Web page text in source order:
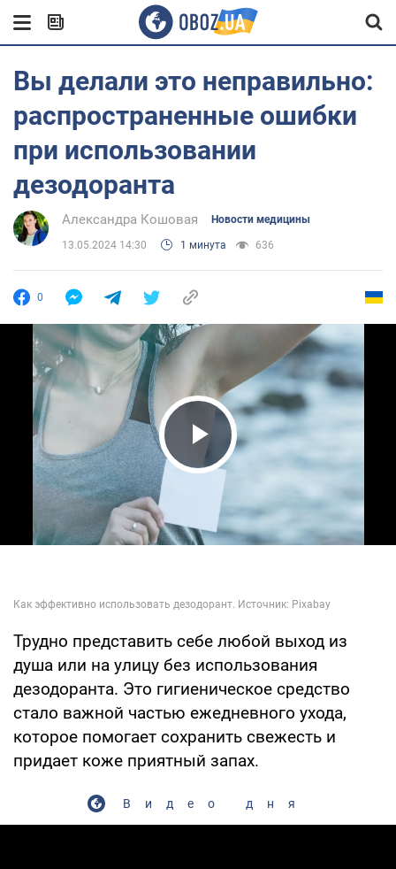
Вы делали это неправильно:
распространенные ошибки
при использовании
дезодоранта
Александра Кошовая Новости медицины
13.05.2024 14:30 1 минута 636
0
Play Video
Трудно представить себе любой выход из
душа или на улицу без использования
дезодоранта. Это гигиеническое средство
стало важной частью ежедневного ухода,
которое помогает сохранить свежесть и
придает коже приятный запах.
Видео дня